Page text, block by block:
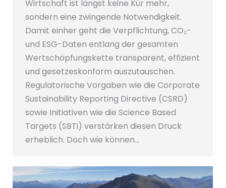
Wirtschaft ist längst keine Kür mehr,
sondern eine zwingende Notwendigkeit.
Damit einher geht die Verpflichtung, CO₂-
und ESG-Daten entlang der gesamten
Wertschöpfungskette transparent, effizient
und gesetzeskonform auszutauschen.
Regulatorische Vorgaben wie die Corporate
Sustainability Reporting Directive (CSRD)
sowie Initiativen wie die Science Based
Targets (SBTi) verstärken diesen Druck
erheblich. Doch wie können…